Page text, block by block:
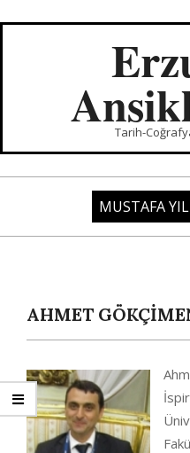
Tarih-
MUSTAFA
AHMET